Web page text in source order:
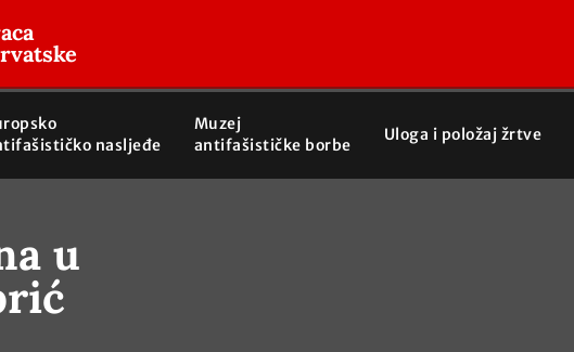
nasljeđe
Muzej
antifašističke borbe
Uloga i položaj žrtve
u